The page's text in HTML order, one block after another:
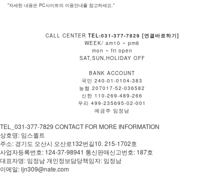
"자세한 내용은 PC사이트의 이용안내를 참고하세요."
CALL CENTER TEL:031-377-7829 [연결바로하기]
WEEK/ am10 ~ pm6
mon ~ fri open
SAT,SUN,HOLIDAY OFF
BANK ACCOUNT
국민 240-01-0104-383
농협 207017-52-036582
신한 110-269-489-266
우리 499-235695-02-001
예금주 임정남
TEL_031-377-7829 CONTACT FOR MORE INFORMATION
상호명: 임스퀼트
주소: 경기도 오산시 오산로132번길10. 215-1702호
사업자등록번호: 124-37-98941 통신판매신고번호: 187호
대표자명: 임정남 개인정보담당책임자: 임정남
이메일: ijn309@nate.com